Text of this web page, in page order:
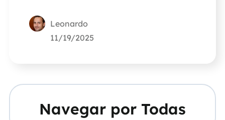
Leonardo
11/19/2025
Navegar por Todas